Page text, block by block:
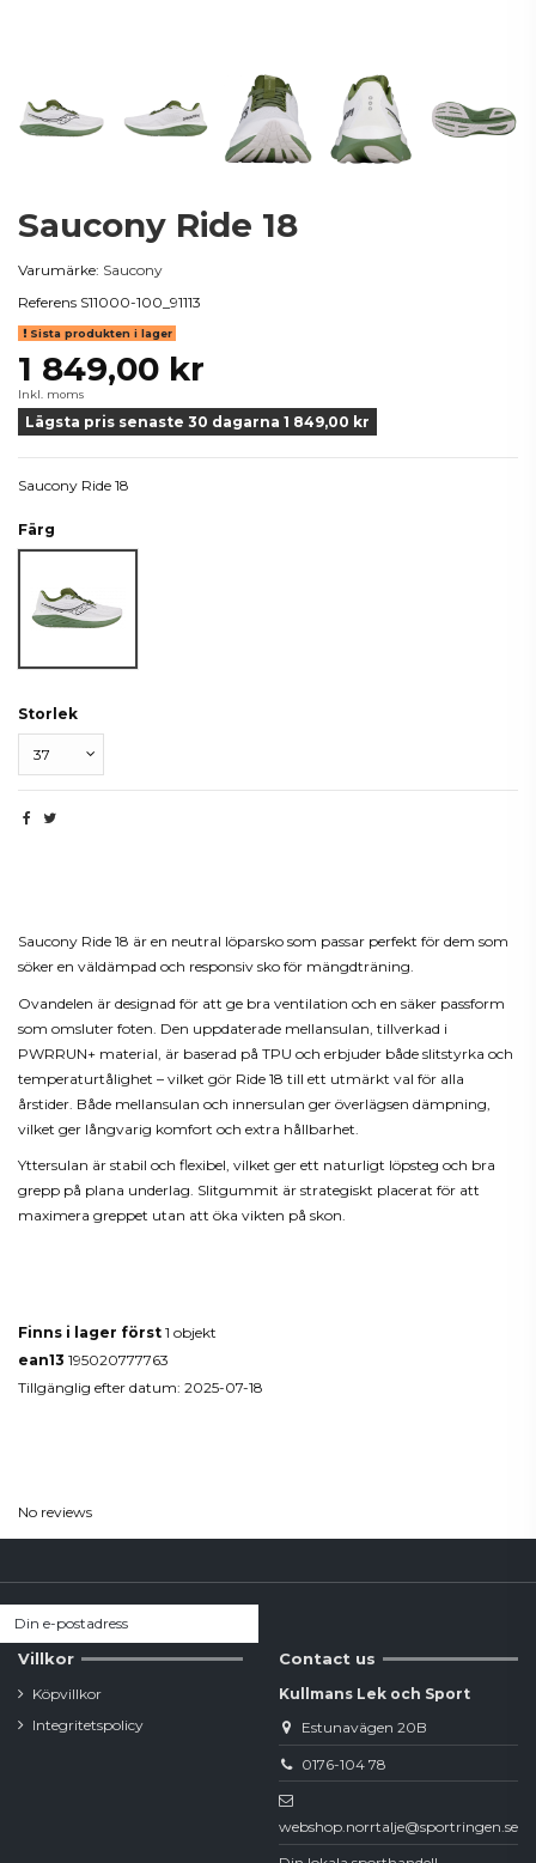
Saucony Ride 18
Varumärke: Saucony
Referens S11000-100_91113
Sista produkten i lager
1 849,00 kr
Inkl. moms
Lägsta pris senaste 30 dagarna 1 849,00 kr
Saucony Ride 18
Färg
Storlek
Saucony Ride 18 är en neutral löparsko som passar perfekt för dem som
söker en väldämpad och responsiv sko för mängdträning.
Ovandelen är designad för att ge bra ventilation och en säker passform
som omsluter foten. Den uppdaterade mellansulan, tillverkad i
PWRRUN+ material, är baserad på TPU och erbjuder både slitstyrka och
temperaturtålighet – vilket gör Ride 18 till ett utmärkt val för alla
årstider. Både mellansulan och innersulan ger överlägsen dämpning,
vilket ger långvarig komfort och extra hållbarhet.
Yttersulan är stabil och flexibel, vilket ger ett naturligt löpsteg och bra
grepp på plana underlag. Slitgummit är strategiskt placerat för att
maximera greppet utan att öka vikten på skon.
Finns i lager först 1 objekt
ean13 195020777763
Tillgänglig efter datum: 2025-07-18
No reviews
Villkor
Köpvillkor
Integritetspolicy
Contact us
Kullmans Lek och Sport
Estunavägen 20B
0176-104 78
webshop.norrtalje@sportringen.se